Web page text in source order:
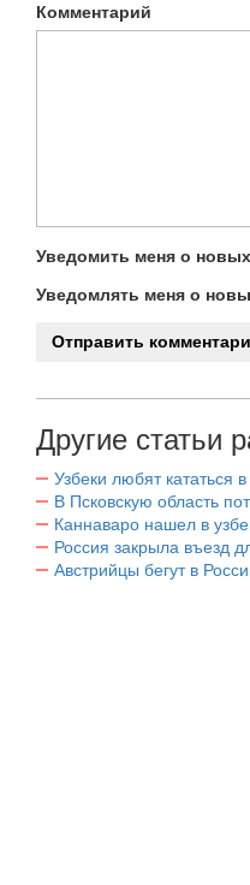
Комментарий
Уведомить меня о
Уведомлять меня о
Другие статьи
Узбеки любят кататься
В Псковскую область
Каннаваро нашел в
Россия закрыла въезд
Австрийцы бегут в